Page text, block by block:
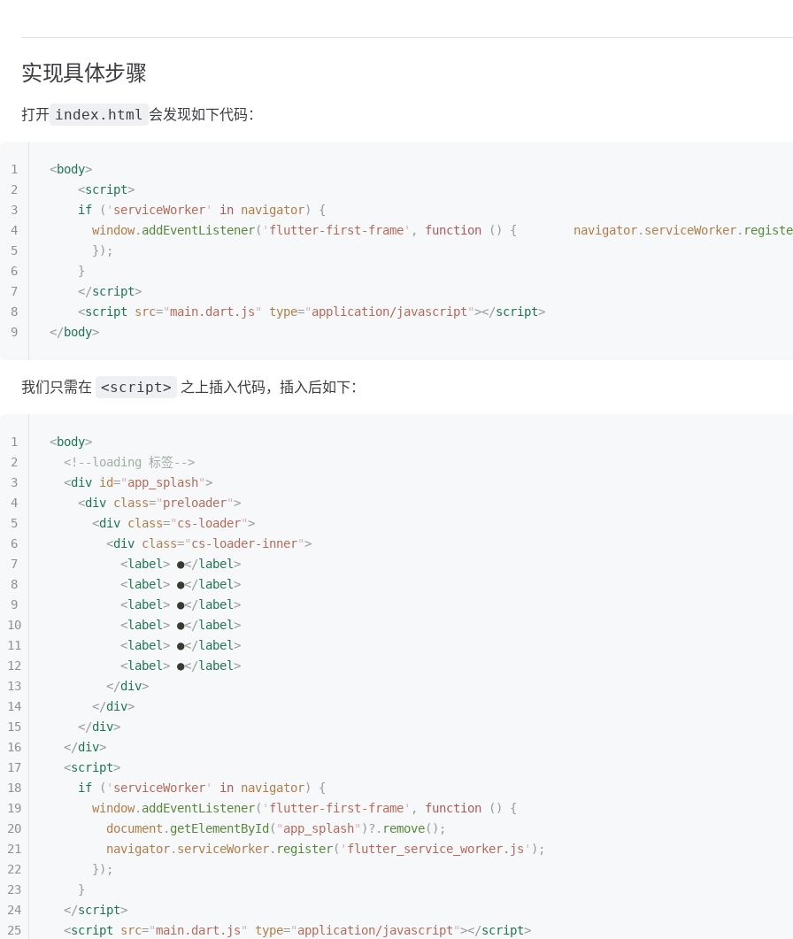
实现具体步骤
打开 index.html 会发现如下代码：
<body>
    <
script>
    if
( ' serviceWorker' in navigator)
{
      window
. addEventListener( ' flutter-first-frame' , function () {
        navigator
. serviceWorker.
      });
    }
    </
script>
    <
script src="main.dart.js" type="application/javascript"></script>
</body>
我们只需在 <script> 之上插入代码，插入后如下：
<body>
  <!--loading 标签-->
  <
div id="app_splash">
    <
div class="preloader">
      <
div class="cs-loader">
        <
div class="cs-loader-inner">
          <
label> ●</label>
          <
label> ●</label>
          <
label> ●</label>
          <
label> ●</label>
          <
label> ●</label>
          <
label> ●</label>
        </
div>
      </
div>
    </
div>
  </
div>
  <
script>
    if
( ' serviceWorker' in navigator)
{
      window
. addEventListener( ' flutter-first-frame' , function ()
{
        document
. getElementById ( "app_splash" )?. remove();
        navigator
. serviceWorker. register( ' flutter_service_worker.js ' );
      });
    }
  </
script>
  <
script src="main.dart.js" type="application/javascript"></script>